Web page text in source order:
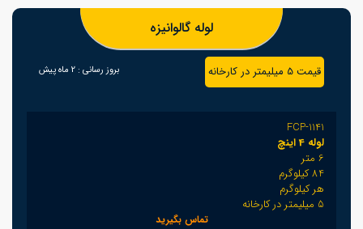
لوله گالوانیزه
قیمت 5 میلیمتر در کارخانه بروز رسانی : 2 ماه پیش
FCP-1141
لوله 4 اینچ
6 متر
84 کیلوگرم
هر کیلوگرم
5 میلیمتر در کارخانه
تماس بگیرید